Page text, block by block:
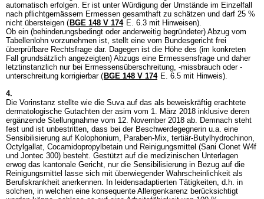
automatisch erfolgen. Er ist unter Würdigung der Umstände im Einzelfall
nach pflichtgemässem Ermessen gesamthaft zu schätzen und darf 25 %
nicht übersteigen ( BGE 148 V 174 E. 6.3 mit Hinweisen).
Ob ein (behinderungsbedingt oder anderweitig begründeter) Abzug vom
Tabellenlohn vorzunehmen ist, stellt eine vom Bundesgericht frei
überprüfbare Rechtsfrage dar. Dagegen ist die Höhe des (im konkreten
Fall grundsätzlich angezeigten) Abzugs eine Ermessensfrage und daher
letztinstanzlich nur bei Ermessensüberschreitung, -missbrauch oder -
unterschreitung korrigierbar ( BGE 148 V 174 E. 6.5 mit Hinweis).
4.
Die Vorinstanz stellte wie die Suva auf das als beweiskräftig erachtete
dermatologische Gutachten der asim vom 1. März 2018 inklusive deren
ergänzende Stellungnahme vom 12. November 2018 ab. Demnach steht
fest und ist unbestritten, dass bei der Beschwerdegegnerin u.a. eine
Sensibilisierung auf Kolophonium, Paraben-Mix, tertiär-Butylhydrochinon,
Octylgallat, Cocamidopropylbetain und Reinigungsmittel (Sani Clonet W4f
und Jontec 300) besteht. Gestützt auf die medizinischen Unterlagen
erwog das kantonale Gericht, nur die Sensibilisierung in Bezug auf die
Reinigungsmittel lasse sich mit überwiegender Wahrscheinlichkeit als
Berufskrankheit anerkennen. In leidensadaptierten Tätigkeiten, d.h. in
solchen, in welchen eine konsequente Allergenkarenz berücksichtigt